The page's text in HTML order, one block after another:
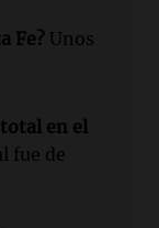
Fe? Unos
en el
fue de